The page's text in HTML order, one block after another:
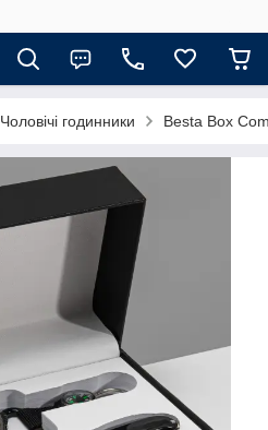
Чоловічі годинники Besta Box